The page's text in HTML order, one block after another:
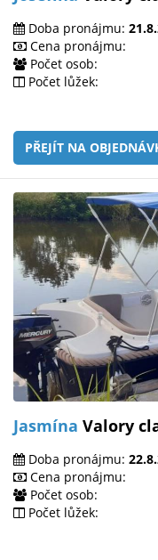
Doba pronájmu:
Cena pronájmu:
Počet osob:
Počet lůžek:
PŘEJÍT NA
Jasmína Valory
Doba pronájmu:
Cena pronájmu:
Počet osob:
Počet lůžek: